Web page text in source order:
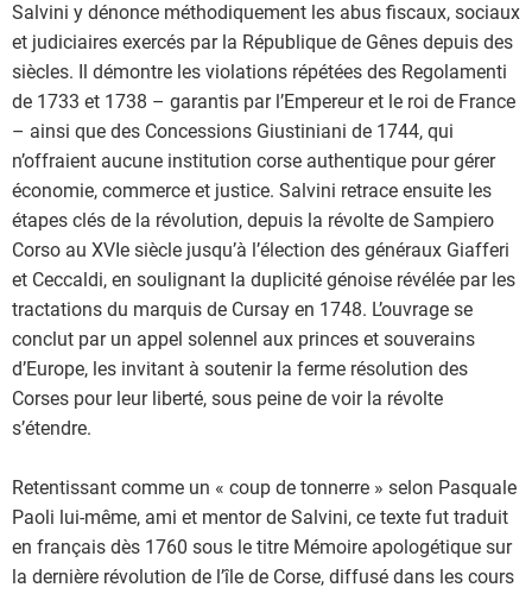
Salvini y dénonce méthodiquement les abus fiscaux, sociaux
et judiciaires exercés par la République de Gênes depuis des
siècles. Il démontre les violations répétées des Regolamenti
de 1733 et 1738 – garantis par l’Empereur et le roi de France
– ainsi que des Concessions Giustiniani de 1744, qui
n’offraient aucune institution corse authentique pour gérer
économie, commerce et justice. Salvini retrace ensuite les
étapes clés de la révolution, depuis la révolte de Sampiero
Corso au XVIe siècle jusqu’à l’élection des généraux Giafferi
et Ceccaldi, en soulignant la duplicité génoise révélée par les
tractations du marquis de Cursay en 1748. L’ouvrage se
conclut par un appel solennel aux princes et souverains
d’Europe, les invitant à soutenir la ferme résolution des
Corses pour leur liberté, sous peine de voir la révolte
s’étendre.
Retentissant comme un « coup de tonnerre » selon Pasquale
Paoli lui-même, ami et mentor de Salvini, ce texte fut traduit
en français dès 1760 sous le titre Mémoire apologétique sur
la dernière révolution de l’île de Corse, diffusé dans les cours